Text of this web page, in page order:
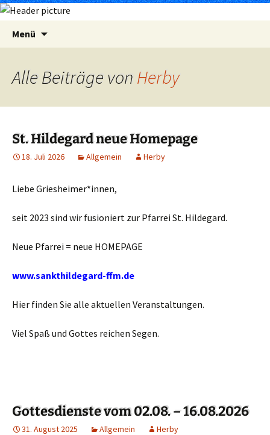
Menü
Alle Beiträge von Herby
St. Hildegard neue Homepage
18. Juli 2026 Allgemein Herby
Liebe Griesheimer*innen,
seit 2023 sind wir fusioniert zur Pfarrei St. Hildegard.
Neue Pfarrei = neue HOMEPAGE
www.sankthildegard-ffm.de
Hier finden Sie alle aktuellen Veranstaltungen.
Viel Spaß und Gottes reichen Segen.
Gottesdienste vom 02.08. – 16.08.2026
31. August 2025 Allgemein Herby